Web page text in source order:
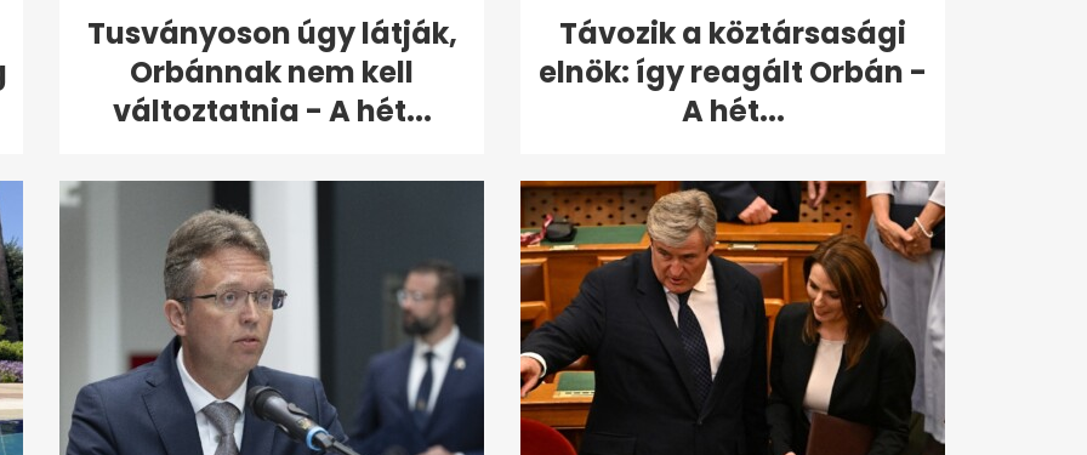
Tusványoson úgy látják,
Orbánnak nem kell
változtatnia - A hét...
Távozik a köztársasági
elnök: így reagált Orbán -
A hét...